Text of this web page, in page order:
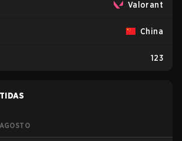
Valorant
China
123